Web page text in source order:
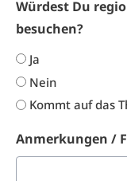
Würdest Du
besuchen?
Ja
Nein
Kommt auf das
Anmerkungen /